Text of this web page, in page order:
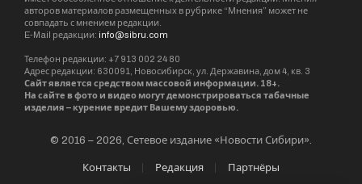
авторов материалов размещенных в рубрике “Мнения” может не
совпадать с мнением редакции.
E-Mail редакции: info@sibru.com
Телефон редакции: +7 913 002 24 80
Адрес редакции: 630091, Новосибирск, ул. Державина, дом 4, кв. 3
Сайт является средством массовой информации. 18+.
На сайте в фото и видео могут демонстрироваться табачные
изделия – курение вредит Вашему здоровью.
© 2016 – 2026, Сетевое издание «Новости Сибири».
Контакты Редакция Партнёры